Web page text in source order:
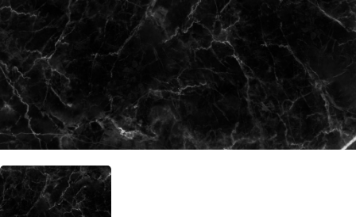
Акции
О нас
Контакты
+38 (097) 151 87 57